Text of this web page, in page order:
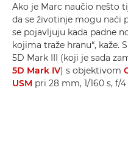
Ako je Marc naučio nešto
da se životinje mogu naći
se pojavljuju kada padne
kojima traže hranu“, kaže.
5D Mark III (koji je sada
5D Mark IV) s objektivom
USM pri 28 mm, 1/160 s, f/